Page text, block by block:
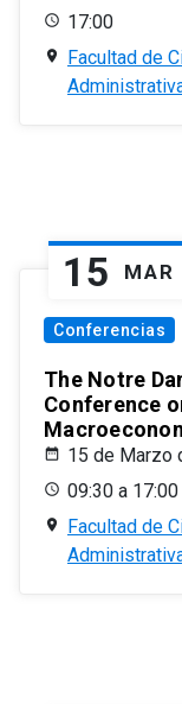
17:00
Facultad de
15 MAR
Conferencias
The Notre
Conference
15 de Marzo
09:30 a 17:00
Facultad de